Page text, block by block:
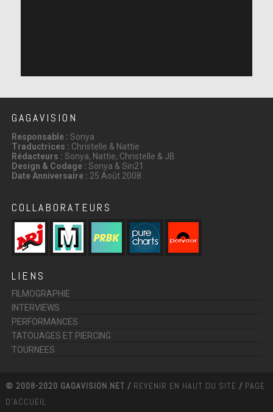
GAGAVISION
Responsable : Sonya
Traductrices : Christelle & Nattie
Rédacteurs : Sonya, Nattie, Christelle & JB
Design & Codage : Sonya & Sin21
Date Anniversaire : 25 Août 2008
COLLABORATEURS
LIENS
FILMOGRAPHIE
INTERVIEWS
PERFORMANCES
TATOUAGES ET PIERCING
TOURNEES
© 2008-2020 GAGAVISION.NET / REVENIR EN HAUT DU SITE / PAGE
D'ACCUEIL